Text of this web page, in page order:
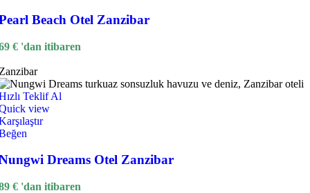
Beach Otel Zanzibar
€ 'dan itibaren
Teklif Al
view
Dreams Otel Zanzibar
€ 'dan itibaren